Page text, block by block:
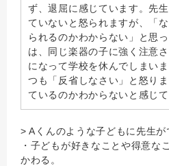
ず、退屈に感じています。先
ていないと怒られますが、「
られるのかわからない」と思
は、同じ楽器の子に強く注意
になって学校を休んでしまい
つも「反省しなさい」と怒り
ているのかわからないと感じて
> Aくんのような子どもに先生が
・子どもが好きなことや得意な
かわる。